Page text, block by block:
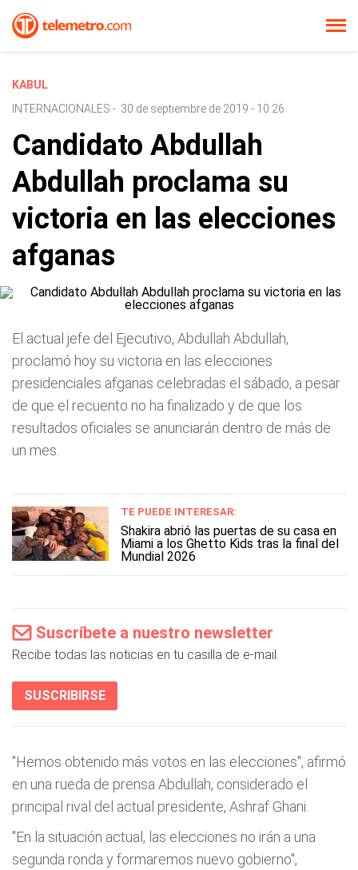
KABUL
INTERNACIONALES - 30 de septiembre de 2019 - 10:26
Candidato Abdullah
Abdullah proclama su
victoria en las elecciones
afganas
El actual jefe del Ejecutivo, Abdullah Abdullah,
proclamó hoy su victoria en las elecciones
presidenciales afganas celebradas el sábado, a pesar
de que el recuento no ha finalizado y de que los
resultados oficiales se anunciarán dentro de más de
un mes.
TE PUEDE INTERESAR:
Shakira abrió las puertas de su casa en
Miami a los Ghetto Kids tras la final del
Mundial 2026
Suscríbete a nuestro newsletter
Recibe todas las noticias en tu casilla de e-mail.
SUSCRIBIRSE
"Hemos obtenido más votos en las elecciones", afirmó
en una rueda de prensa Abdullah, considerado el
principal rival del actual presidente, Ashraf Ghani.
"En la situación actual, las elecciones no irán a una
segunda ronda y formaremos nuevo gobierno",